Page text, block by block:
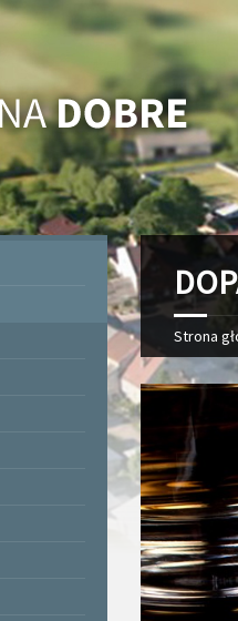
Strona